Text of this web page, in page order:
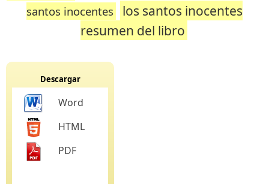
santos inocentes
los santos inocentes
resumen del libro
Descargar
Word
HTML
PDF